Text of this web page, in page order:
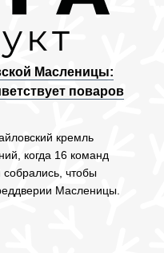
Масленицы:
поваров
кремль
когда 16 команд
чтобы
Масленицы.